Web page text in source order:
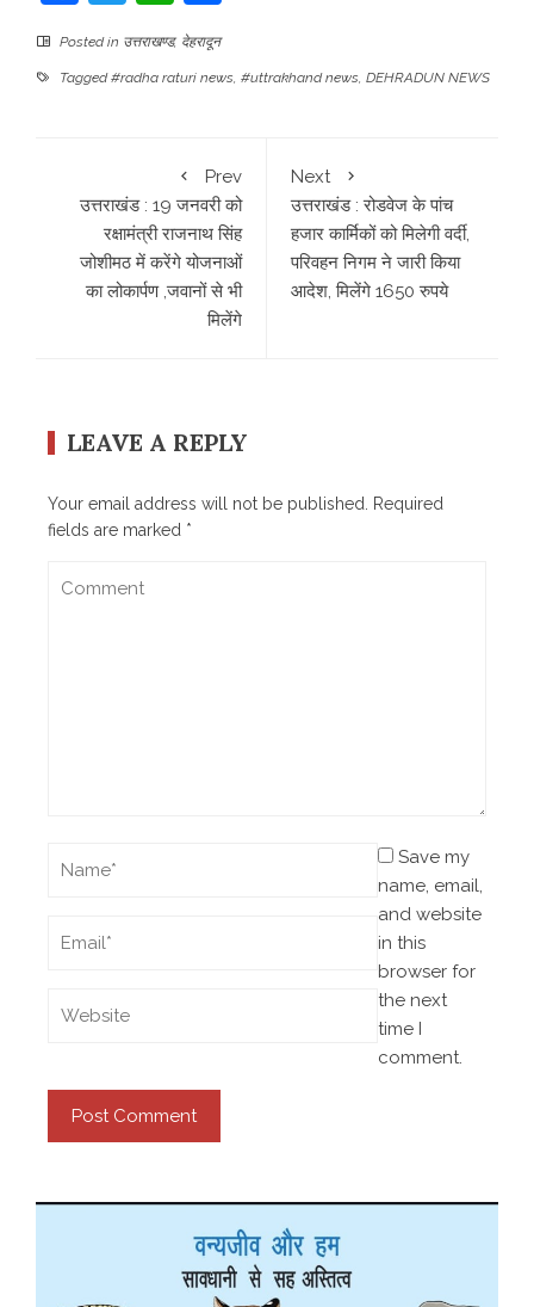
Posted in उत्तराखण्ड, देहरादून
Tagged#radha raturi news, #uttrakhand news, DEHRADUN NEWS
Prev
उत्तराखंड : 19 जनवरी को
रक्षामंत्री राजनाथ सिंह
जोशीमठ में करेंगे योजनाओं
का लोकार्पण ,जवानों से भी
मिलेंगे
Next
उत्तराखंड : रोडवेज के पांच
हजार कार्मिकों को मिलेगी वर्दी,
परिवहन निगम ने जारी किया
आदेश, मिलेंगे 1650 रुपये
LEAVE A REPLY
Your email address will not be published.
Required
fields are marked *
Save my
name, email,
and website
in this
browser for
the next
time I
comment.